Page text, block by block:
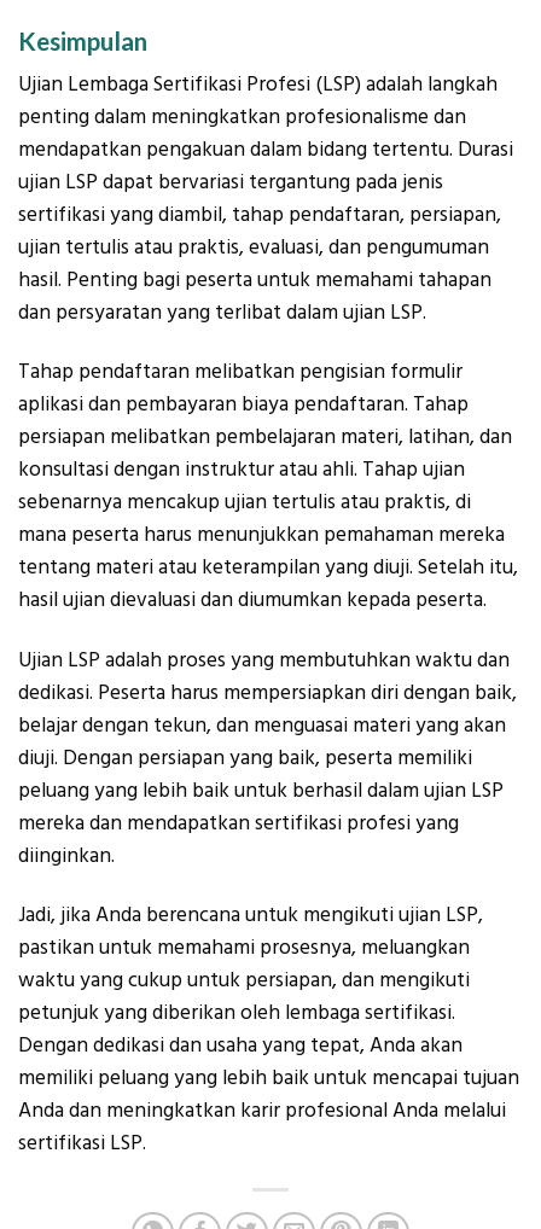
Kesimpulan
Ujian Lembaga Sertifikasi Profesi (LSP) adalah langkah
penting dalam meningkatkan profesionalisme dan
mendapatkan pengakuan dalam bidang tertentu. Durasi
ujian LSP dapat bervariasi tergantung pada jenis
sertifikasi yang diambil, tahap pendaftaran, persiapan,
ujian tertulis atau praktis, evaluasi, dan pengumuman
hasil. Penting bagi peserta untuk memahami tahapan
dan persyaratan yang terlibat dalam ujian LSP.
Tahap pendaftaran melibatkan pengisian formulir
aplikasi dan pembayaran biaya pendaftaran. Tahap
persiapan melibatkan pembelajaran materi, latihan, dan
konsultasi dengan instruktur atau ahli. Tahap ujian
sebenarnya mencakup ujian tertulis atau praktis, di
mana peserta harus menunjukkan pemahaman mereka
tentang materi atau keterampilan yang diuji. Setelah itu,
hasil ujian dievaluasi dan diumumkan kepada peserta.
Ujian LSP adalah proses yang membutuhkan waktu dan
dedikasi. Peserta harus mempersiapkan diri dengan baik,
belajar dengan tekun, dan menguasai materi yang akan
diuji. Dengan persiapan yang baik, peserta memiliki
peluang yang lebih baik untuk berhasil dalam ujian LSP
mereka dan mendapatkan sertifikasi profesi yang
diinginkan.
Jadi, jika Anda berencana untuk mengikuti ujian LSP,
pastikan untuk memahami prosesnya, meluangkan
waktu yang cukup untuk persiapan, dan mengikuti
petunjuk yang diberikan oleh lembaga sertifikasi.
Dengan dedikasi dan usaha yang tepat, Anda akan
memiliki peluang yang lebih baik untuk mencapai tujuan
Anda dan meningkatkan karir profesional Anda melalui
sertifikasi LSP.